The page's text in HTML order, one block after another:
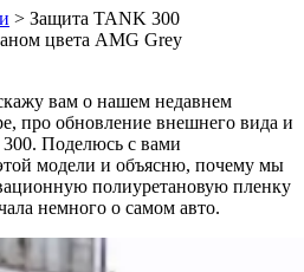
> Защита TANK 300
цвета AMG Grey
вам о нашем недавнем
про обновление внешнего вида и
Поделюсь с вами
модели и объясню, почему мы
полиуретановую пленку
немного о самом авто.